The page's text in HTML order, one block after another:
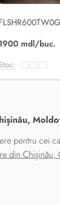
mdl/buc.
pentru
din Chișinău,